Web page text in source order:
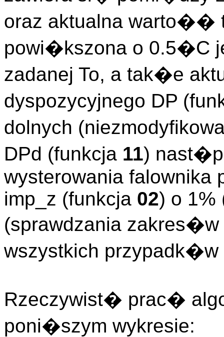
oraz aktualna warto��
powi�kszona o 0.5�C
zadanej To, a tak�e
dyspozycyjnego DP
dolnych
DPd (funkcja 11)
wysterowania falownika
imp_z (funkcja 02) o 1%
(sprawdzania zakres�w
wszystkich
Rzeczywist� prac�
poni�szym wykresie: